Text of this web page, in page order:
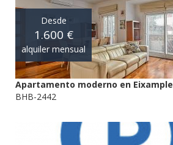
Desde
1.600 €
alquiler mensual
Apartamento moderno en Eixample
BHB-2442